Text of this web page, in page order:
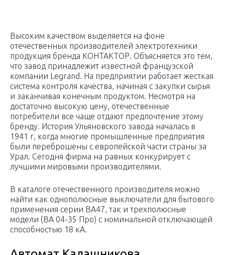
Высоким качеством выделяется на фоне
отечественных производителей электротехники
продукция бренда КОНТАКТОР. Объясняется это тем,
что завод принадлежит известной французской
компании Legrand. На предприятии работает жесткая
система контроля качества, начиная с закупки сырья
и заканчивая конечным продуктом. Несмотря на
достаточно высокую цену, отечественные
потребители все чаще отдают предпочтение этому
бренду. История Ульяновского завода началась в
1941 г, когда многие промышленные предприятия
были переброшены с европейской части страны за
Урал. Сегодня фирма на равных конкурирует с
лучшими мировыми производителями.
В каталоге отечественного производителя можно
найти как однополюсные выключатели для бытового
применения серии ВА47, так и трехполюсные
модели (ВА 04-35 Про) с номинальной отключающей
способностью 18 кА.